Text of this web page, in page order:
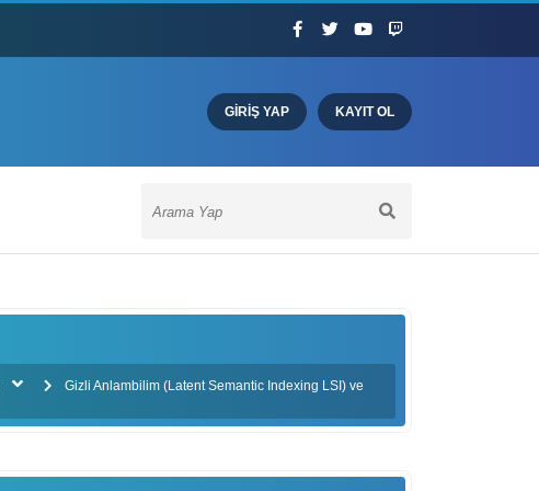
GIRIŞ YAP KAYIT OL
Gizli Anlambilim (Latent Semantic Indexing LSI) ve